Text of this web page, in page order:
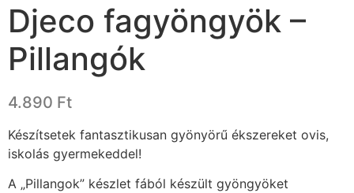
Djeco fagyöngyök –
Pillangók
4.890 Ft
Készítsetek fantasztikusan gyönyörű ékszereket ovis,
iskolás gyermekeddel!
A „Pillangok” készlet fából készült gyöngyöket